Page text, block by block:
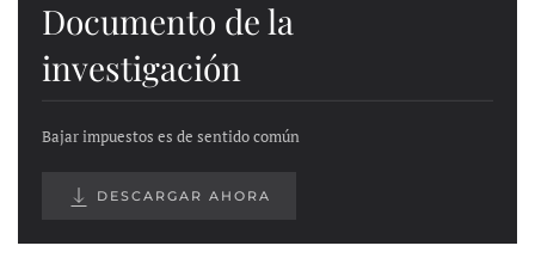
Documento de la
investigación
Bajar impuestos es de sentido común
DESCARGAR AHORA